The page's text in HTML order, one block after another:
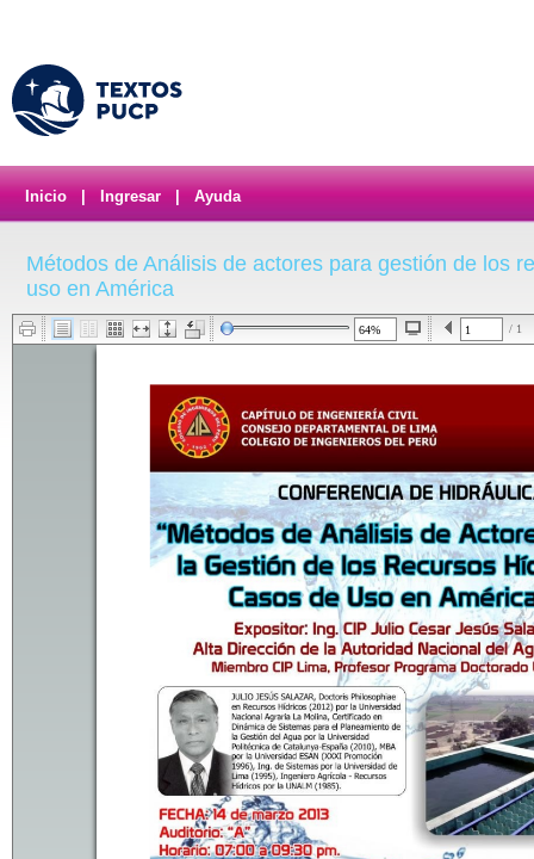
Inicio Ingresar Ayuda
Métodos de Análisis de actores para gestión de los
uso en América
/ 1